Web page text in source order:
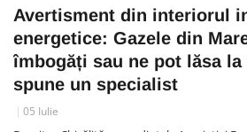
Avertisment din interiorul
energetice: Gazele din
îmbogăți sau ne pot lăsa la
spune un specialist
05 Iulie